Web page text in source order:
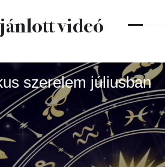
videó
szerelem júliusban